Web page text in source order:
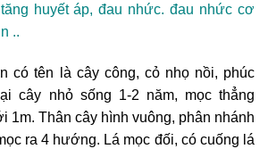
huyết áp, đau nhức. đau nhức cơ
..
có tên là cây công, cỏ nhọ nồi, phúc
cây nhỏ sống 1-2 năm, mọc thẳng
1m. Thân cây hình vuông, phân nhánh
ra 4 hướng. Lá mọc đối, có cuống lá